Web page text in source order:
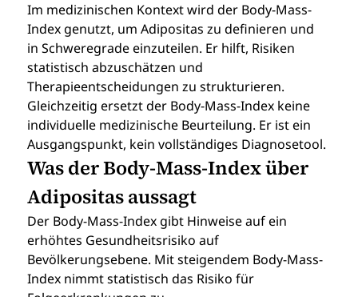
Im medizinischen Kontext wird der Body-Mass-
Index genutzt, um Adipositas zu definieren und
in Schweregrade einzuteilen. Er hilft, Risiken
statistisch abzuschätzen und
Therapieentscheidungen zu strukturieren.
Gleichzeitig ersetzt der Body-Mass-Index keine
individuelle medizinische Beurteilung. Er ist ein
Ausgangspunkt, kein vollständiges Diagnosetool.
Was der Body-Mass-Index über
Adipositas aussagt
Der Body-Mass-Index gibt Hinweise auf ein
erhöhtes Gesundheitsrisiko auf
Bevölkerungsebene. Mit steigendem Body-Mass-
Index nimmt statistisch das Risiko für